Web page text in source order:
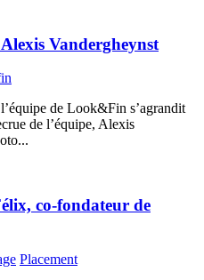
Vandergheynst
de Look&Fin s’agrandit
de l’équipe, Alexis
co-fondateur de
Placement